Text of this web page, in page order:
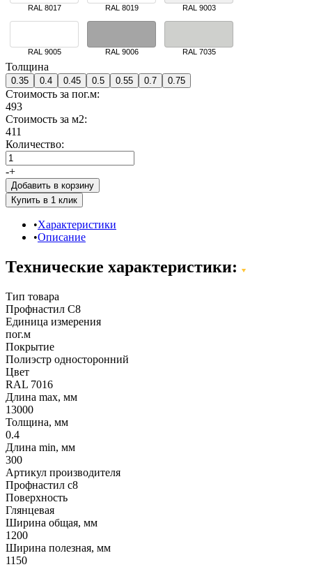
RAL 8017 RAL 8019 RAL 9003
RAL 9005 RAL 9006 RAL 7035
Толщина
0.35 0.4 0.45 0.5 0.55 0.7 0.75
Стоимость за пог.м:
493
Стоимость за м2:
411
Количество:
-+
Добавить в корзину
Характеристики
Описание
Технические характеристики:
Тип товара
Профнастил С8
Единица измерения
пог.м
Покрытие
Полиэстр односторонний
Цвет
RAL 7016
Длина max, мм
13000
Толщина, мм
0.4
Длина min, мм
300
Артикул производителя
Профнастил с8
Поверхность
Глянцевая
Ширина общая, мм
1200
Ширина полезная, мм
1150